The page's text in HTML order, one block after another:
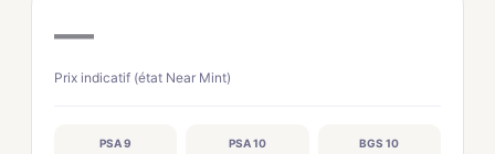
—
Prix indicatif (état Near Mint)
PSA 9 PSA 10 BGS 10